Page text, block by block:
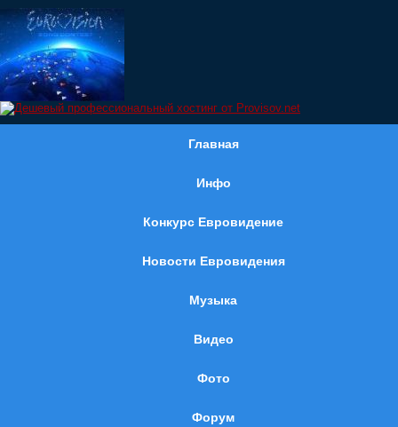
Главная
Инфо
Конкурс Евровидение
Новости Евровидения
Музыка
Видео
Фото
Форум